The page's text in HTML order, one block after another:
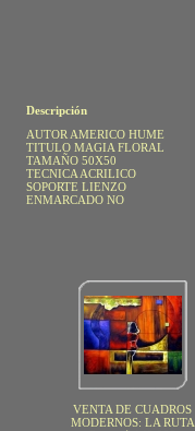
Descripción
AUTOR AMERICO HUME
TITULO MAGIA FLORAL
TAMAÑO 50X50
TECNICA ACRILICO
SOPORTE LIENZO
ENMARCADO NO
VENTA DE CUADROS
MODERNOS: LA RUTA